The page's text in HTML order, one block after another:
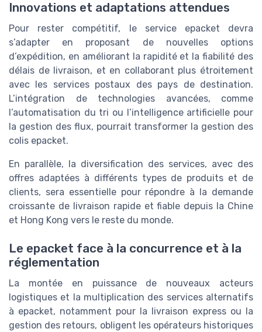
Innovations et adaptations attendues
Pour rester compétitif, le service epacket devra
s’adapter en proposant de nouvelles options
d’expédition, en améliorant la rapidité et la fiabilité des
délais de livraison, et en collaborant plus étroitement
avec les services postaux des pays de destination.
L’intégration de technologies avancées, comme
l’automatisation du tri ou l’intelligence artificielle pour
la gestion des flux, pourrait transformer la gestion des
colis epacket.
En parallèle, la diversification des services, avec des
offres adaptées à différents types de produits et de
clients, sera essentielle pour répondre à la demande
croissante de livraison rapide et fiable depuis la Chine
et Hong Kong vers le reste du monde.
Le epacket face à la concurrence et à la
réglementation
La montée en puissance de nouveaux acteurs
logistiques et la multiplication des services alternatifs
à epacket, notamment pour la livraison express ou la
gestion des retours, obligent les opérateurs historiques